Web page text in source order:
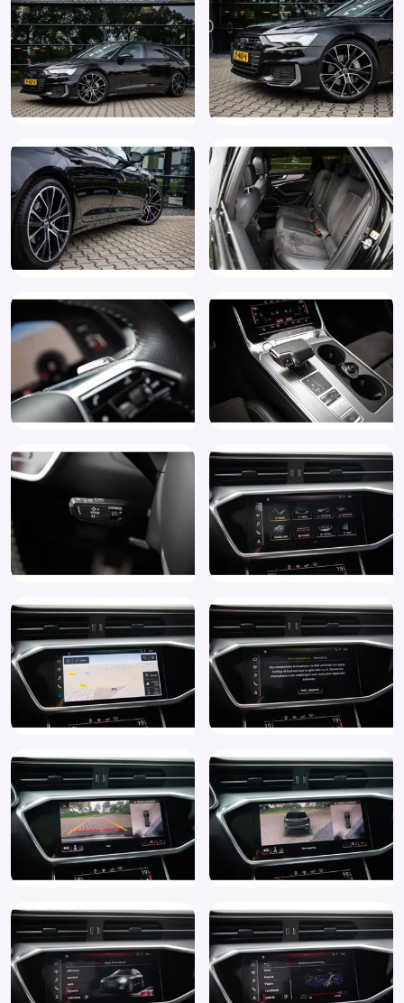
met geheugenfunctie (6XL)
Buitenspiegels verwarmbaar
Centrale vergrendeling met afstandsbediening
Comfortsleutel inclusief achterklepontgrendeling met
virtual pedal (PGC)
DAB
Dakrails
Decoratielijsten, alumium fragment (5MU)
Digitale radio ontvangst (QV3)
Dimlichten automatisch
Draadloze telefoonlader
Elektrisch bedienbare achterklep
Elektrisch bedienbare achterklep met sensorsturing
Elektrisch verstelb. bestuurdersstoel met geheugen
Elektrisch verstelbare passagiersstoel
Elektronisch Stabiliteits Programma
Extra getint glas achter
Interieurvoorverwarming (9M9)
Interieur voorverwarming/(koeling)
ISOFIX
Keyless entry
Koplampreiniging
Kruisend verkeer detectie
Lane assist
LED achterlichten
Lederen versnellingspook
Lendesteun(en) verstelbaar
Lendesteunen vóór, elektrisch verstelbaar (7P1)
Luchtvering en automatische niveauregeling
Multimedia-voorbereiding
Parkeersensor achter
Parkeersensor voor
Privacy glass (QL5)
Regensensor